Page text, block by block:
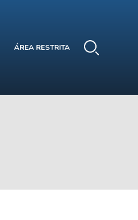
ÁREA RESTRITA